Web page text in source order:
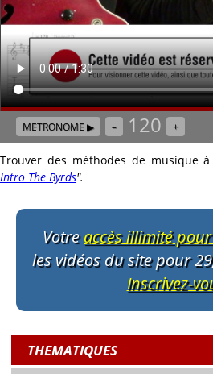
METRONOME ▶ – 120 +
Trouver des méthodes de musique
Intro The Byrds".
Votreaccès illimité
les vidéos du site pour
Inscrivez-
THEMATIQUES